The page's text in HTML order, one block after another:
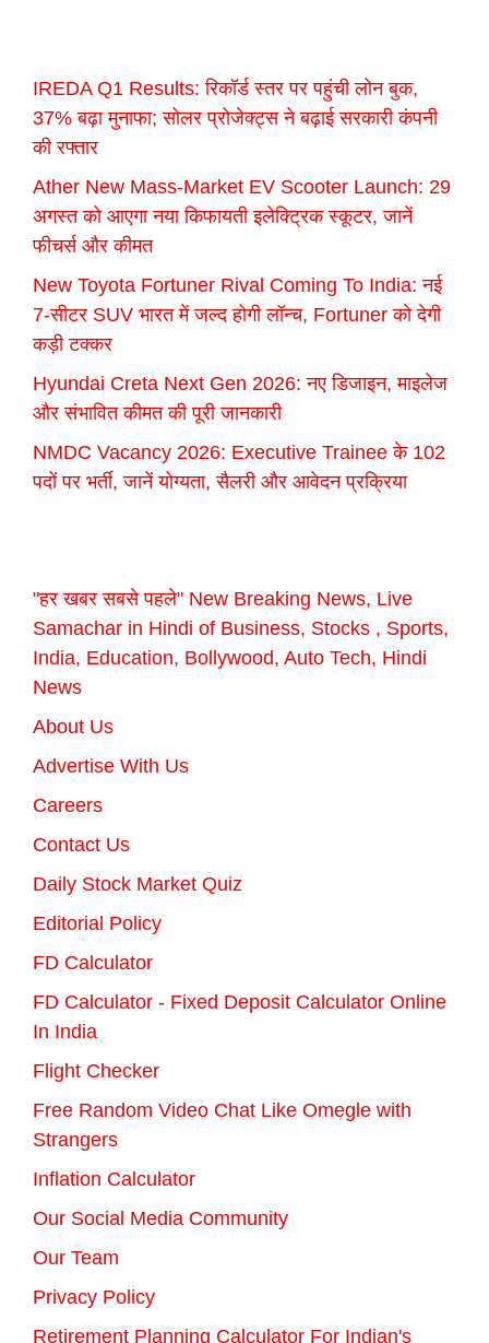
IREDA Q1 Results: रिकॉर्ड स्तर पर पहुंची लोन बुक,
37% बढ़ा मुनाफा; सोलर प्रोजेक्ट्स ने बढ़ाई सरकारी कंपनी
की रफ्तार
Ather New Mass-Market EV Scooter Launch: 29
अगस्त को आएगा नया किफायती इलेक्ट्रिक स्कूटर, जानें
फीचर्स और कीमत
New Toyota Fortuner Rival Coming To India: नई
7-सीटर SUV भारत में जल्द होगी लॉन्च, Fortuner को देगी
कड़ी टक्कर
Hyundai Creta Next Gen 2026: नए डिजाइन, माइलेज
और संभावित कीमत की पूरी जानकारी
NMDC Vacancy 2026: Executive Trainee के 102
पदों पर भर्ती, जानें योग्यता, सैलरी और आवेदन प्रक्रिया
"हर खबर सबसे पहले" New Breaking News, Live
Samachar in Hindi of Business, Stocks , Sports,
India, Education, Bollywood, Auto Tech, Hindi
News
About Us
Advertise With Us
Careers
Contact Us
Daily Stock Market Quiz
Editorial Policy
FD Calculator
FD Calculator - Fixed Deposit Calculator Online
In India
Flight Checker
Free Random Video Chat Like Omegle with
Strangers
Inflation Calculator
Our Social Media Community
Our Team
Privacy Policy
Retirement Planning Calculator For Indian's